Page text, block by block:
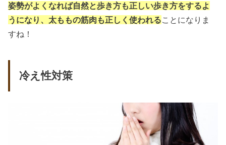
姿勢がよくなれば自然と歩き方も正しい歩き方をするよ
うになり、太ももの筋肉も正しく使われる ことになりま
すね！
冷え性対策